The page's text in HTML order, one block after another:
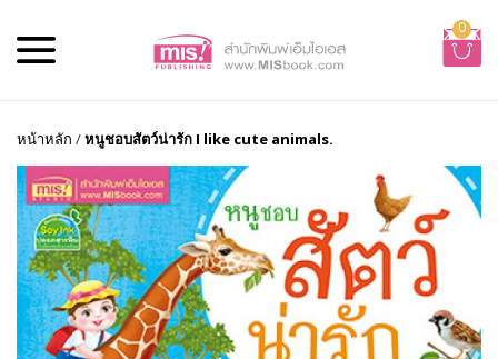
0
หน้าหลัก /หนูชอบสัตว์น่ารัก I like cute animals.